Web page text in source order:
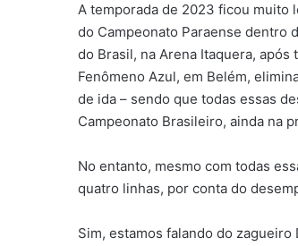
A temporada de 2023 ficou muito
do Campeonato Paraense dentro
do Brasil, na Arena Itaquera,
Fenômeno Azul, em Belém,
de ida – sendo que todas essas
Campeonato Brasileiro, ainda na
No entanto, mesmo com todas
quatro linhas, por conta do
Sim, estamos falando do